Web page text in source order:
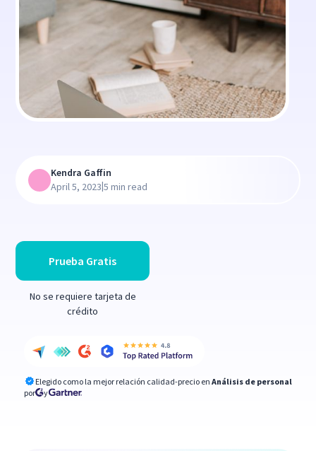
Prueba Gratis
No se requiere tarjeta de
crédito
Elegido como la mejor relación calidad-precio en Análisis de personal
por
y
Kendra Gaffin
April 5, 2023|5 min read